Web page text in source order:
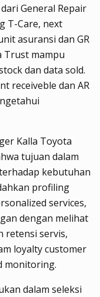
General Repair
T-Care, next
asuransi dan GR
Trust mampu
dan data sold.
receiveble dan AR
Kalla Toyota
tujuan dalam
kebutuhan
profiling
services,
dengan melihat
retensi servis,
loyalty customer
monitoring.
dalam seleksi